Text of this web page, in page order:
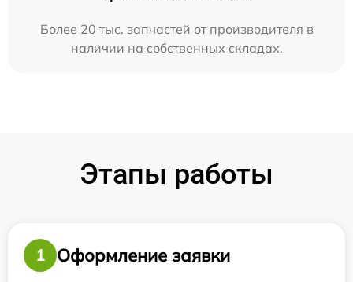
Более 20 тыс. запчастей от производителя в
наличии на собственных складах.
Этапы работы
1
Оформление заявки